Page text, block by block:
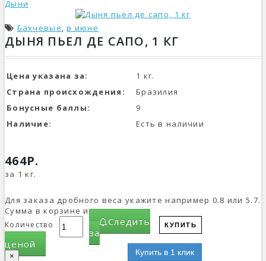
Дыни
Бахчевые,в июне
ДЫНЯ ПЬЕЛ ДЕ САПО, 1 КГ
Цена указана за:
1 кг.
Страна происхождения:
Бразилия
Бонусные баллы:
9
Наличие:
Есть в наличии
464Р.
за 1 кг.
Для заказа дробного веса укажите например 0.8 или 5.7.
Сумма в корзине изменится.
Количество КУПИТЬ
Купить в 1 клик
Следить
за
ценой
×